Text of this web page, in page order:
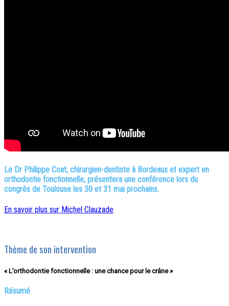
Le Dr Philippe Coat, chirurgien-dentiste à Bordeaux et expert en
orthodontie fonctionnelle, présentera une conférence lors du
congrès de Toulouse les 30 et 31 mai prochains.
En savoir plus sur Michel Clauzade
Thème de son intervention
« L’orthodontie fonctionnelle : une chance pour le crâne »
Résumé